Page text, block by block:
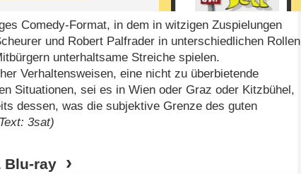
Comedy-Format, in dem in witzigen Zuspielungen
und Robert Palfrader in unterschiedlichen Rollen
unterhaltsame Streiche spielen.
Verhaltensweisen, eine nicht zu überbietende
Situationen, sei es in Wien oder Graz oder Kitzbühel,
dessen, was die subjektive Grenze des guten
3sat)
Blu-ray